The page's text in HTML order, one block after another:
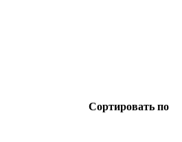
Сортировать по